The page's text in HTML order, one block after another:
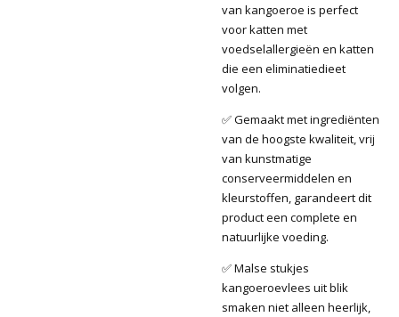
van kangoeroe is perfect
voor katten met
voedselallergieën en katten
die een eliminatiedieet
volgen.
✅ Gemaakt met ingrediënten
van de hoogste kwaliteit, vrij
van kunstmatige
conserveermiddelen en
kleurstoffen, garandeert dit
product een complete en
natuurlijke voeding.
✅ Malse stukjes
kangoeroevlees uit blik
smaken niet alleen heerlijk,